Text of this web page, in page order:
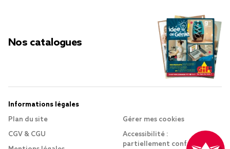
Nos catalogues
Informations légales
Plan du site
CGV & CGU
Gérer mes cookies
Accessibilité :
partiellement conforme